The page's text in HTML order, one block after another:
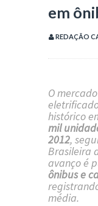
em
REDAÇÃO
O
histórico
mil
2012,
Brasileira
avanço é
ônibus e
média.